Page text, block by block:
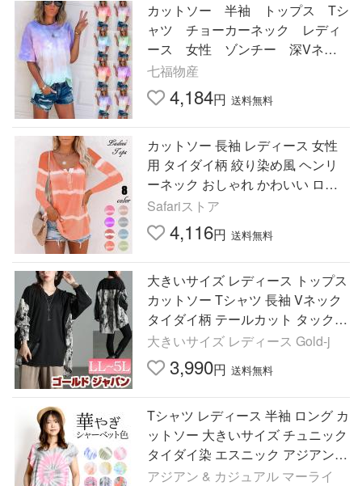
カットソー 半袖 トップス Tシ
ャツ チョーカーネック レディ
ース 女性 ゾンチー 深Vネッ
ク タイダイ染め カラフル ド
ロップショルダー
七福物産
4,184円 送料無料
カットソー 長袖 レディース 女性
用 タイダイ柄 絞り染め風 ヘンリ
ーネック おしゃれ かわいい ロン T
シャツ プルオーバー トップス カ
ジュアル
Safariストア
4,116円 送料無料
大きいサイズ レディース トップス
カットソー Tシャツ 長袖 Vネック
タイダイ柄 テールカット タック
切替え 秋コーデ 春 秋 LL 2L 3L 4L
5L ブラック 黒
大きいサイズ レディース Gold-j
3,990円 送料無料
Tシャツ レディース 半袖 ロング カ
ットソー 大きいサイズ チュニック
タイダイ染 エスニック アジアン
ファッション 爆買
アジアン & カジュアル マーライ